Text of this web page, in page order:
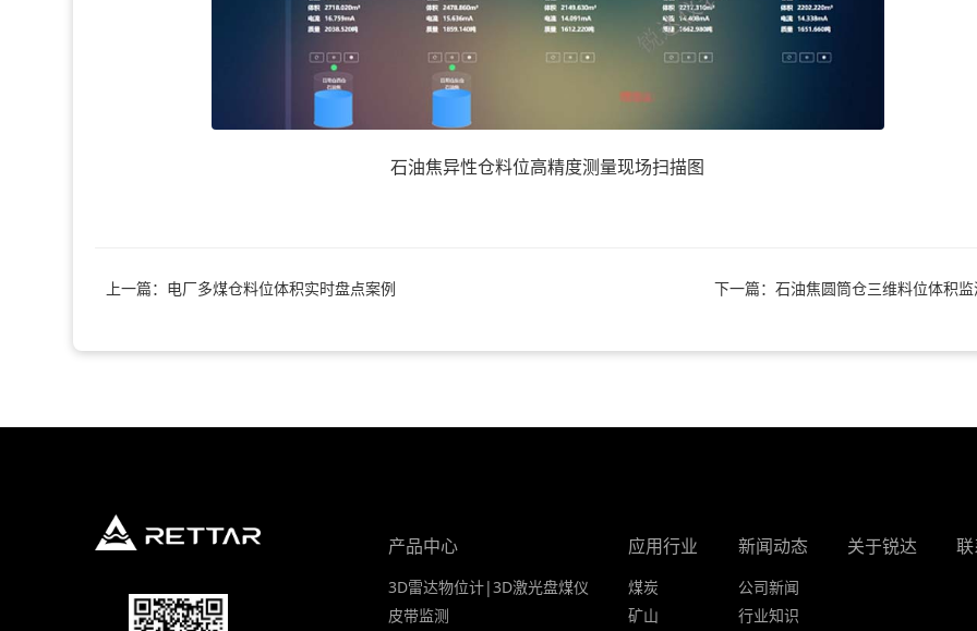
石油焦异性仓料位高精度测量现场扫描图
上一篇：电厂多煤仓料位体积实时盘点案例 下一篇：石油焦圆筒仓三维料位体积监
产品中心
3D雷达物位计|3D激光盘煤仪
皮带监测
应用行业
煤炭
矿山
新闻动态
公司新闻
行业知识
关于锐达